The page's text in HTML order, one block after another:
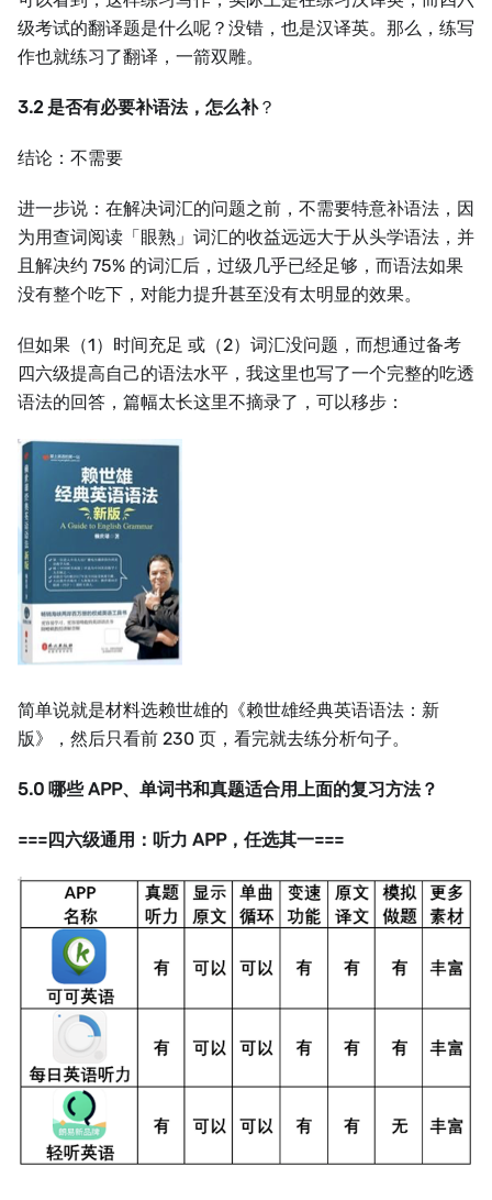
级考试的翻译题是什么呢？没错，也是汉译英。那么，练写
作也就练习了翻译，一箭双雕。
3.2 是否有必要补语法，怎么补？
结论：不需要
进一步说：在解决词汇的问题之前，不需要特意补语法，因
为用查词阅读「眼熟」词汇的收益远远大于从头学语法，并
且解决约 75% 的词汇后，过级几乎已经足够，而语法如果
没有整个吃下，对能力提升甚至没有太明显的效果。
但如果（1）时间充足 或（2）词汇没问题，而想通过备考
四六级提高自己的语法水平，我这里也写了一个完整的吃透
语法的回答，篇幅太长这里不摘录了，可以移步：
简单说就是材料选赖世雄的《赖世雄经典英语语法：新
版》，然后只看前 230 页，看完就去练分析句子。
5.0 哪些 APP、单词书和真题适合用上面的复习方法？
===四六级通用：听力 APP，任选其一===